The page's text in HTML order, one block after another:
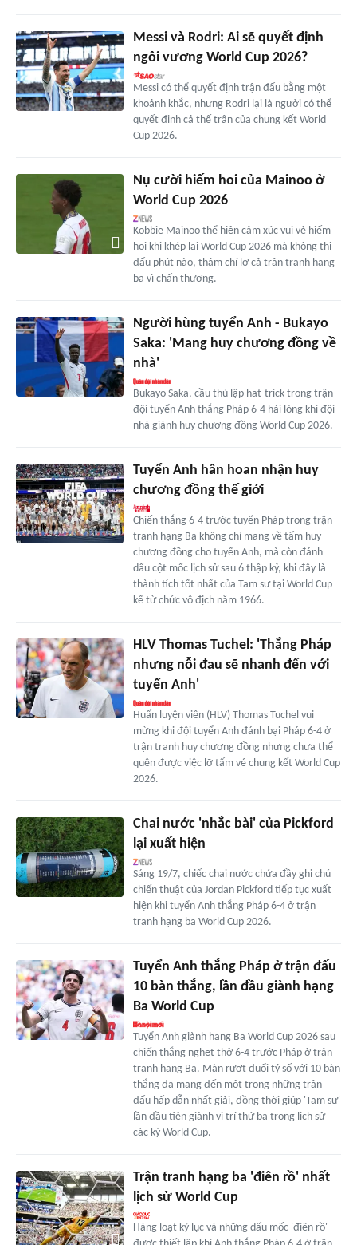
Messi và Rodri: Ai sẽ quyết định
ngôi vương World Cup 2026?
Messi có thể quyết định trận đấu bằng một
khoảnh khắc, nhưng Rodri lại là người có thể
quyết định cả thế trận của chung kết World
Cup 2026.
Nụ cười hiếm hoi của Mainoo ở
World Cup 2026
Kobbie Mainoo thể hiện cảm xúc vui vẻ hiếm
hoi khi khép lại World Cup 2026 mà không thi
đấu phút nào, thậm chí lỡ cả trận tranh hạng
ba vì chấn thương.
Người hùng tuyển Anh - Bukayo
Saka: 'Mang huy chương đồng về
nhà'
Bukayo Saka, cầu thủ lập hat-trick trong trận
đội tuyển Anh thắng Pháp 6-4 hài lòng khi đội
nhà giành huy chương đồng World Cup 2026.
Tuyển Anh hân hoan nhận huy
chương đồng thế giới
Chiến thắng 6-4 trước tuyển Pháp trong trận
tranh hạng Ba không chỉ mang về tấm huy
chương đồng cho tuyển Anh, mà còn đánh
dấu cột mốc lịch sử sau 6 thập kỷ, khi đây là
thành tích tốt nhất của Tam sư tại World Cup
kể từ chức vô địch năm 1966.
HLV Thomas Tuchel: 'Thắng Pháp
nhưng nỗi đau sẽ nhanh đến với
tuyển Anh'
Huấn luyện viên (HLV) Thomas Tuchel vui
mừng khi đội tuyển Anh đánh bại Pháp 6-4 ở
trận tranh huy chương đồng nhưng chưa thể
quên được việc lỡ tấm vé chung kết World Cup
2026.
Chai nước 'nhắc bài' của Pickford
lại xuất hiện
Sáng 19/7, chiếc chai nước chứa đầy ghi chú
chiến thuật của Jordan Pickford tiếp tục xuất
hiện khi tuyển Anh thắng Pháp 6-4 ở trận
tranh hạng ba World Cup 2026.
Tuyển Anh thắng Pháp ở trận đấu
10 bàn thắng, lần đầu giành hạng
Ba World Cup
Tuyển Anh giành hạng Ba World Cup 2026 sau
chiến thắng nghẹt thở 6-4 trước Pháp ở trận
tranh hạng Ba. Màn rượt đuổi tỷ số với 10 bàn
thắng đã mang đến một trong những trận
đấu hấp dẫn nhất giải, đồng thời giúp 'Tam sư'
lần đầu tiên giành vị trí thứ ba trong lịch sử
các kỳ World Cup.
Trận tranh hạng ba 'điên rồ' nhất
lịch sử World Cup
Hàng loạt kỷ lục và những dấu mốc 'điên rồ'